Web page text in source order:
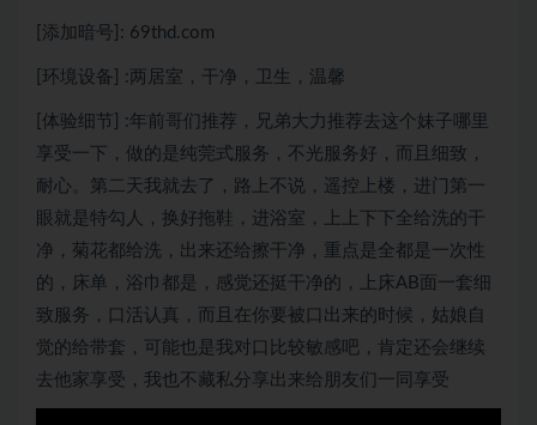
[添加暗号]: 69thd.com
[环境设备] :两居室，干净，卫生，温馨
[体验细节] :年前哥们推荐，兄弟大力推荐去这个妹子哪里
享受一下，做的是纯莞式服务，不光服务好，而且细致，
耐心。第二天我就去了，路上不说，遥控上楼，进门第一
眼就是特勾人，换好拖鞋，进浴室，上上下下全给洗的干
净，菊花都给洗，出来还给擦干净，重点是全都是一次性
的，床单，浴巾都是，感觉还挺干净的，上床AB面一套细
致服务，口活认真，而且在你要被口出来的时候，姑娘自
觉的给带套，可能也是我对口比较敏感吧，肯定还会继续
去他家享受，我也不藏私分享出来给朋友们一同享受